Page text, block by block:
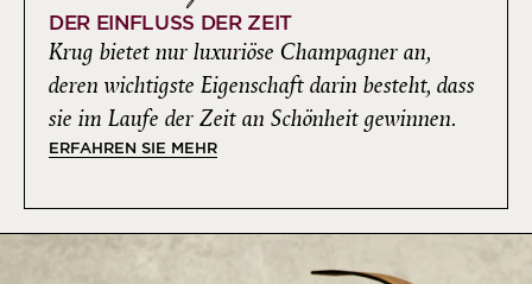
DER EINFLUSS DER ZEIT
Krug bietet nur luxuriöse Champagner an,
deren wichtigste Eigenschaft darin besteht, dass
sie im Laufe der Zeit an Schönheit gewinnen.
ERFAHREN SIE MEHR